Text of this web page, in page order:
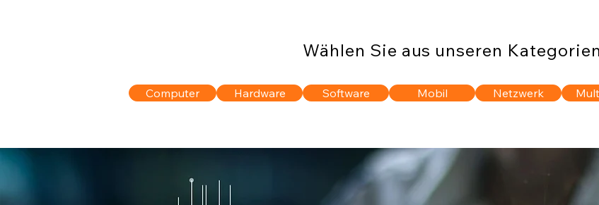
Wählen Sie aus unseren Kategorien
Computer Hardware Software Mobil Netzwerk